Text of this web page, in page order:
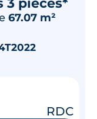
67.07 m²
RDC